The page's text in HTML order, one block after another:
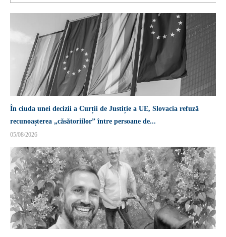
În ciuda unei decizii a Curții de Justiție a UE, Slovacia refuză
recunoașterea „căsătoriilor” între persoane de...
05/08/2026